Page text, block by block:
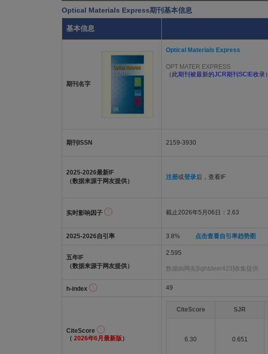
Optical Materials Express期刊基本信息
基本信息
期刊名字
Optical Materials Express
OPT MATER EXPRESS
（此期刊被最新的JCR期刊SCIE收录）
期刊ISSN 2159-3930
2025-2026最新IF
（数据来源于网友提供）
注册或登录后，查看IF
实时影响因子 截止2026年5月06日：2.63
2025-2026自引率 3.8% 点击查看自引率趋势图
五年IF
（数据来源于网友提供）
2.595
数据由网友[lightdeer423]收集提供
h-index 49
CiteScore
（ 2026年6月最新版 ）
CiteScore SJR
6.30 0.651